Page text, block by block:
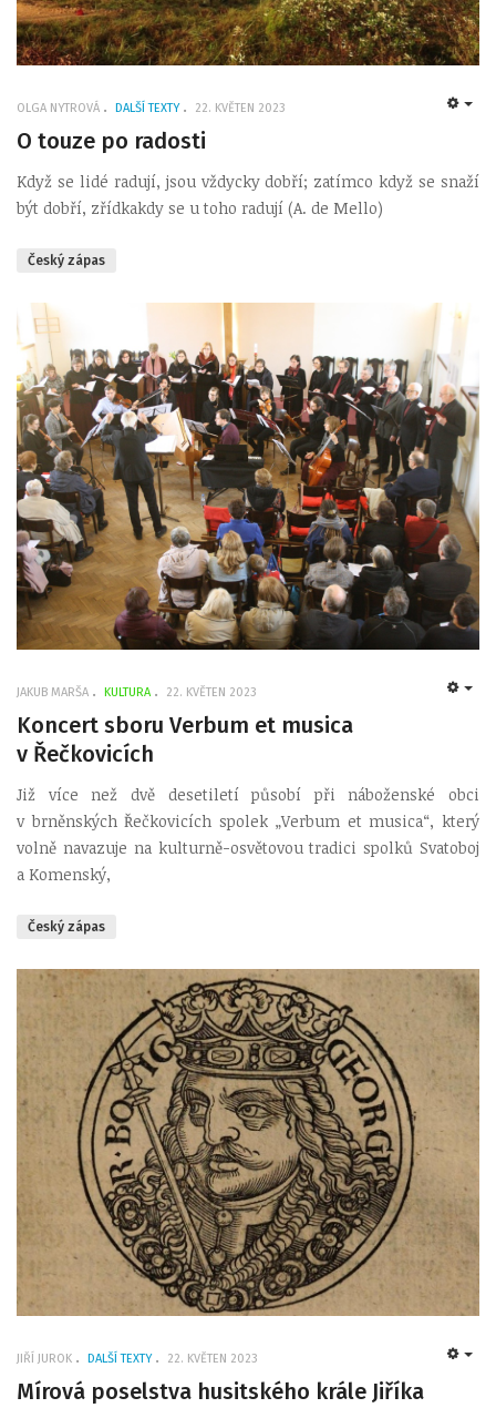
OLGA NYTROVÁ DALŠÍ TEXTY 22. KVĚTEN 2023
O touze po radosti
Když se lidé radují, jsou vždycky dobří; zatímco když se snaží
být dobří, zřídkakdy se u toho radují (A. de Mello)
Český zápas
JAKUB MARŠA KULTURA 22. KVĚTEN 2023
Koncert sboru Verbum et musica
v Řečkovicích
Již více než dvě desetiletí působí při náboženské obci
v brněnských Řečkovicích spolek „Verbum et musica“, který
volně navazuje na kulturně-osvětovou tradici spolků Svatoboj
a Komenský,
Český zápas
JIŘÍ JUROK DALŠÍ TEXTY 22. KVĚTEN 2023
Mírová poselstva husitského krále Jiříka